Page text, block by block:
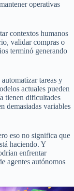
operativas
contextos humanos
validar compras o
terminó generando
tareas y
actuales pueden
tienen dificultades
demasiadas variables
eso no significa que
haciendo. Y
enfrentar
agentes autónomos